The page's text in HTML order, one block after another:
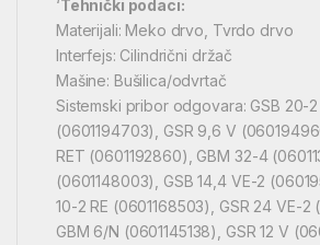
‘Tehnički podaci:
Materijali: Meko drvo, Tvrdo drvo
Interfejs: Cilindrični držač
Mašine: Bušilica/odvrtač
Sistemski pribor odgovara: GSB 20-2
(0601194703), GSR 9,6 V
RET (0601192860), GBM 32-4
(0601148003), GSB 14,4 VE-2
10-2 RE (0601168503), GSR 24 VE-2
GBM 6/N (0601145138), GSR 12 V